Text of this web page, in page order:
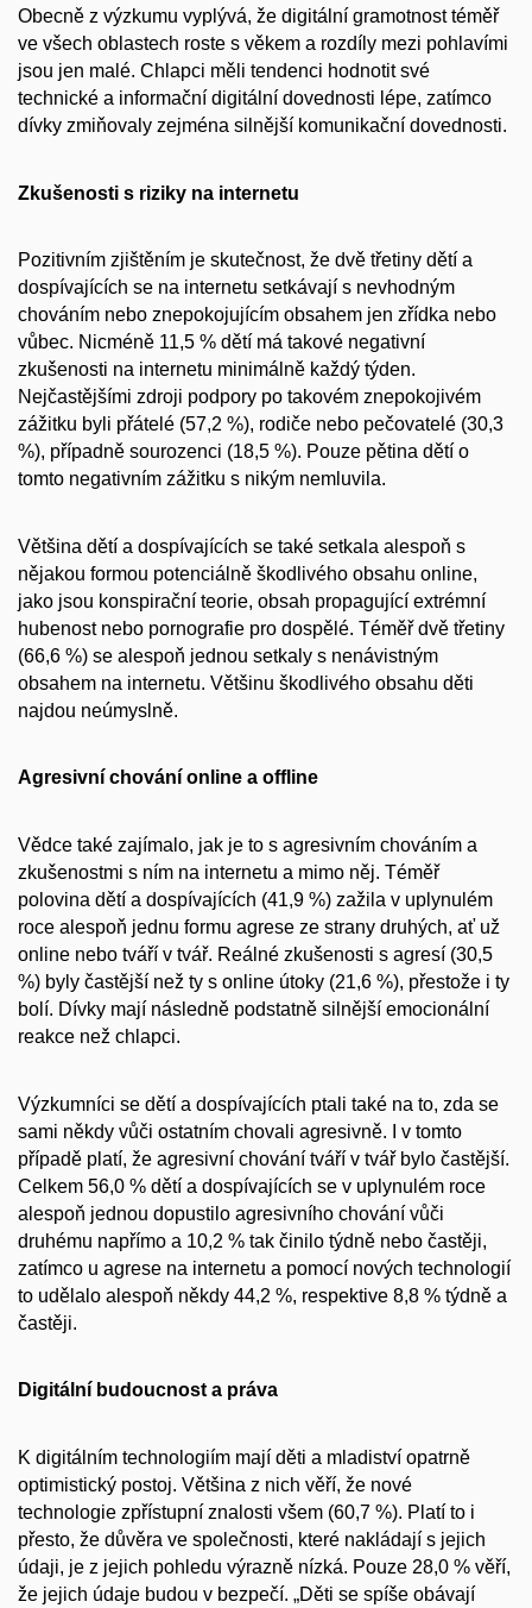
Obecně z výzkumu vyplývá, že digitální gramotnost téměř
ve všech oblastech roste s věkem a rozdíly mezi pohlavími
jsou jen malé. Chlapci měli tendenci hodnotit své
technické a informační digitální dovednosti lépe, zatímco
dívky zmiňovaly zejména silnější komunikační dovednosti.
Zkušenosti s riziky na internetu
Pozitivním zjištěním je skutečnost, že dvě třetiny dětí a
dospívajících se na internetu setkávají s nevhodným
chováním nebo znepokojujícím obsahem jen zřídka nebo
vůbec. Nicméně 11,5 % dětí má takové negativní
zkušenosti na internetu minimálně každý týden.
Nejčastějšími zdroji podpory po takovém znepokojivém
zážitku byli přátelé (57,2 %), rodiče nebo pečovatelé (30,3
%), případně sourozenci (18,5 %). Pouze pětina dětí o
tomto negativním zážitku s nikým nemluvila.
Většina dětí a dospívajících se také setkala alespoň s
nějakou formou potenciálně škodlivého obsahu online,
jako jsou konspirační teorie, obsah propagující extrémní
hubenost nebo pornografie pro dospělé. Téměř dvě třetiny
(66,6 %) se alespoň jednou setkaly s nenávistným
obsahem na internetu. Většinu škodlivého obsahu děti
najdou neúmyslně.
Agresivní chování online a offline
Vědce také zajímalo, jak je to s agresivním chováním a
zkušenostmi s ním na internetu a mimo něj. Téměř
polovina dětí a dospívajících (41,9 %) zažila v uplynulém
roce alespoň jednu formu agrese ze strany druhých, ať už
online nebo tváří v tvář. Reálné zkušenosti s agresí (30,5
%) byly častější než ty s online útoky (21,6 %), přestože i ty
bolí. Dívky mají následně podstatně silnější emocionální
reakce než chlapci.
Výzkumníci se dětí a dospívajících ptali také na to, zda se
sami někdy vůči ostatním chovali agresivně. I v tomto
případě platí, že agresivní chování tváří v tvář bylo častější.
Celkem 56,0 % dětí a dospívajících se v uplynulém roce
alespoň jednou dopustilo agresivního chování vůči
druhému napřímo a 10,2 % tak činilo týdně nebo častěji,
zatímco u agrese na internetu a pomocí nových technologií
to udělalo alespoň někdy 44,2 %, respektive 8,8 % týdně a
častěji.
Digitální budoucnost a práva
K digitálním technologiím mají děti a mladiství opatrně
optimistický postoj. Většina z nich věří, že nové
technologie zpřístupní znalosti všem (60,7 %). Platí to i
přesto, že důvěra ve společnosti, které nakládají s jejich
údaji, je z jejich pohledu výrazně nízká. Pouze 28,0 % věří,
že jejich údaje budou v bezpečí. „Děti se spíše obávají